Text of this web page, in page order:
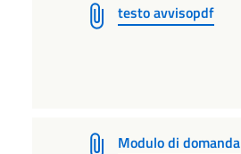
testo avvisopdf
Modulo di domanda